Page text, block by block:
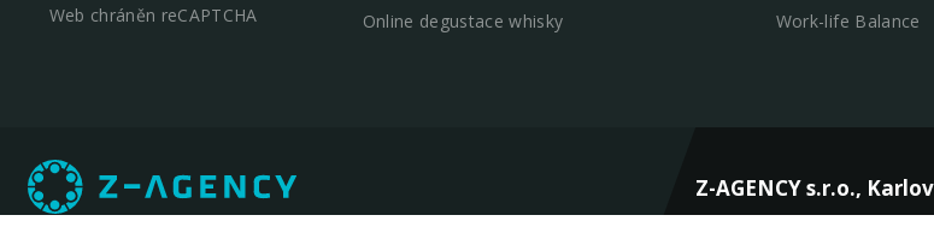
Web chráněn reCAPTCHA
Online degustace whisky
Work-life Balance
Z-AGENCY s.r.o.,